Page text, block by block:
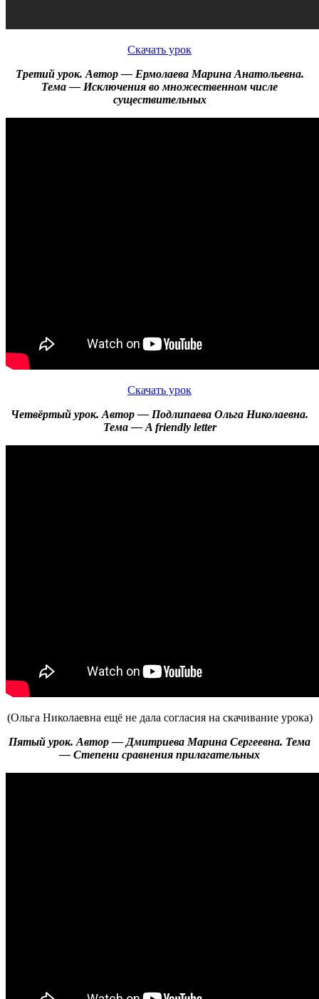
Скачать урок
Третий урок. Автор — Ермолаева Марина Анатольевна.
Тема — Исключения во множественном числе
существительных
Скачать урок
Четвёртый урок. Автор — Подлипаева Ольга Николаевна.
Тема — A friendly letter
(Ольга Николаевна ещё не дала согласия на скачивание урока)
Пятый урок. Автор — Дмитриева Марина Сергеевна. Тема
— Степени сравнения прилагательных